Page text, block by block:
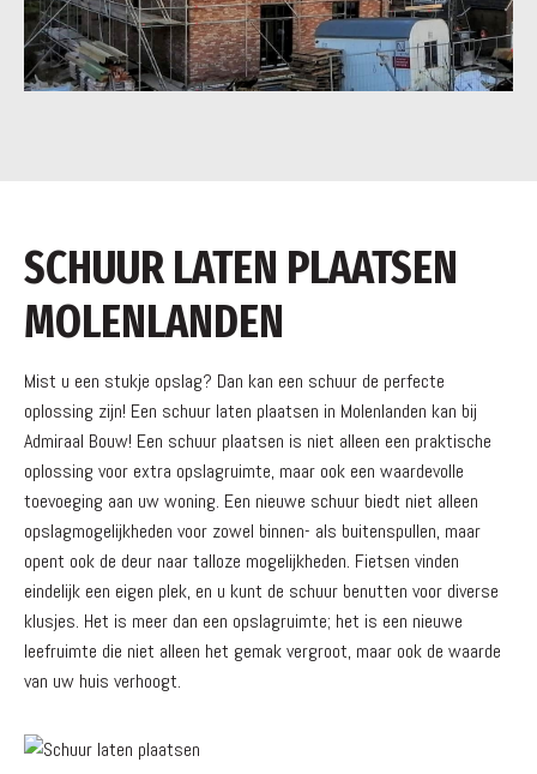
SCHUUR LATEN PLAATSEN
MOLENLANDEN
Mist u een stukje opslag? Dan kan een schuur de perfecte
oplossing zijn! Een schuur laten plaatsen in Molenlanden kan bij
Admiraal Bouw! Een schuur plaatsen is niet alleen een praktische
oplossing voor extra opslagruimte, maar ook een waardevolle
toevoeging aan uw woning. Een nieuwe schuur biedt niet alleen
opslagmogelijkheden voor zowel binnen- als buitenspullen, maar
opent ook de deur naar talloze mogelijkheden. Fietsen vinden
eindelijk een eigen plek, en u kunt de schuur benutten voor diverse
klusjes. Het is meer dan een opslagruimte; het is een nieuwe
leefruimte die niet alleen het gemak vergroot, maar ook de waarde
van uw huis verhoogt.